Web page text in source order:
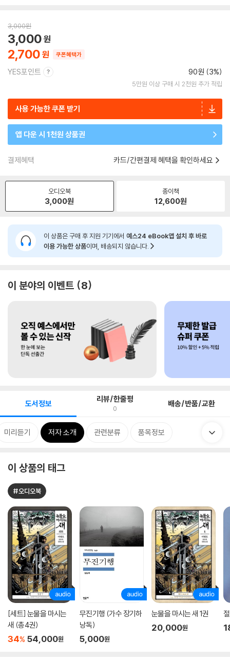
3,000원
2,700
3,000
쿠폰혜택가
YES포인트 90원 (3%)
5만원 이상 구매 시 2천원 추가 적립
사용 가능한 쿠폰 받기
앱 다운 시 1천원 상품권
결제혜택 카드/간편결제 혜택을 확인하세요
오디오북
3,000원
종이책
12,600원
이 상품은 구매 후 지원 기기에서 예스24 eBook앱 설치 후 바로
이용 가능한 상품이며, 배송되지 않습니다.
이 분야의 이벤트 8
도서정보 리뷰/한줄평
0 배송/반품/교환
미리듣기 저자 소개 관련분류 품목정보
이 상품의 태그
#오디오북
[세트] 눈물을 마시는
새 (총4권)
34% 54,000원
무진기행 (가수 장기하
낭독)
5,000원
눈물을 마시는 새 1권
20,000원